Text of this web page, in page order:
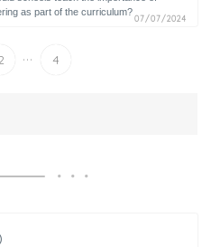
as part of the curriculum?
07/07/2024
... 4